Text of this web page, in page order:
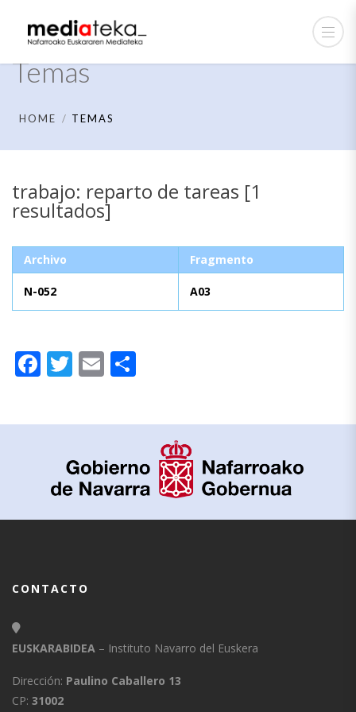
Temas
HOME TEMAS
trabajo: reparto de tareas [1
resultados]
Archivo Fragmento
N-052 A03
Facebook
Twitter
Email
CONTACTO
EUSKARABIDEA – Instituto Navarro del Euskera
Dirección: Paulino Caballero 13
CP: 31002